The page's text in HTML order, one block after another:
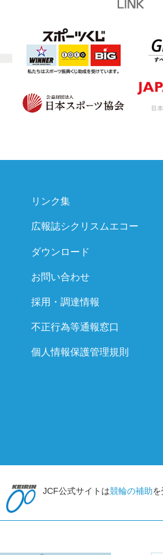
リンク集
広報誌シクリスムエコー
ダウンロード
お問い合わせ
採用・調達情報
不正行為等通報窓口
個人情報保護管理規則
JCF公式サイトは競輪の補助を